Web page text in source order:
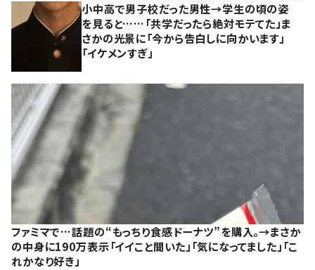
小中高で男子校だった男性→学生の頃の姿
を見ると……「共学だったら絶対モテてた」ま
さかの光景に「今から告白しに向かいます」
「イケメンすぎ」
ファミマで…話題の“もっちり食感ドーナツ”を購入。→まさか
の中身に190万表示「イイこと聞いた」「気になってました」「こ
れかなり好き」